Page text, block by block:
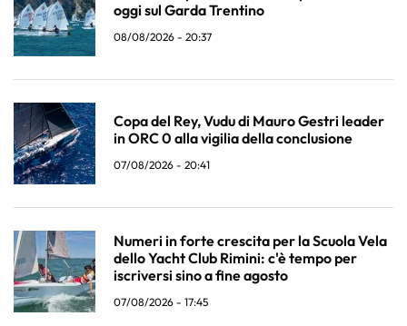
oggi sul Garda Trentino
08/08/2026 - 20:37
Copa del Rey, Vudu di Mauro Gestri leader
in ORC 0 alla vigilia della conclusione
07/08/2026 - 20:41
Numeri in forte crescita per la Scuola Vela
dello Yacht Club Rimini: c'è tempo per
iscriversi sino a fine agosto
07/08/2026 - 17:45